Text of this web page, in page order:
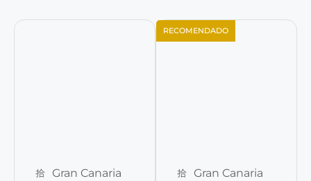
Gran Canaria
RECOMENDADO
Gran Canaria